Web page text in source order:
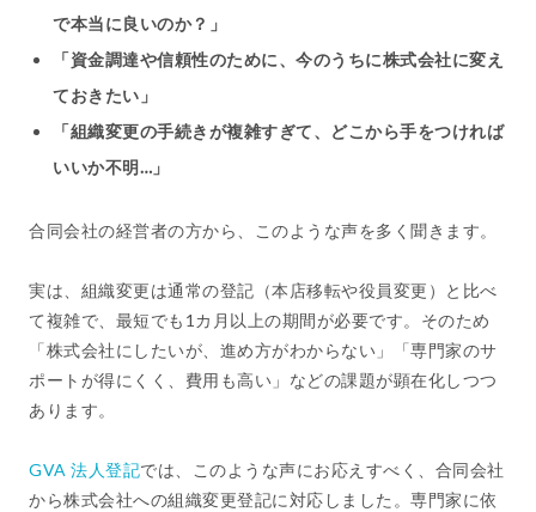
で本当に良いのか？」
「資金調達や信頼性のために、今のうちに株式会社に変え
ておきたい」
「組織変更の手続きが複雑すぎて、どこから手をつければ
いいか不明…」
合同会社の経営者の方から、このような声を多く聞きます。
実は、組織変更は通常の登記（本店移転や役員変更）と比べ
て複雑で、最短でも1カ月以上の期間が必要です。そのため
「株式会社にしたいが、進め方がわからない」「専門家のサ
ポートが得にくく、費用も高い」などの課題が顕在化しつつ
あります。
GVA 法人登記では、このような声にお応えすべく、合同会社
から株式会社への組織変更登記に対応しました。専門家に依